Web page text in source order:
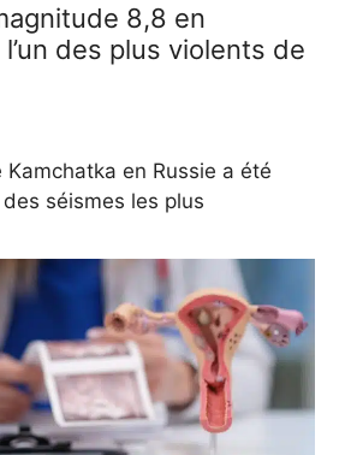
8,8 en
des plus violents de
en Russie a été
des séismes les plus